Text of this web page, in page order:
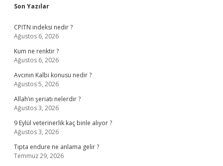
Sidebar
Son Yazılar
CPITN indeksi nedir ?
Ağustos 6, 2026
Kum ne renktir ?
Ağustos 6, 2026
Avcının Kalbi konusu nedir ?
Ağustos 5, 2026
Allah’ın şeriatı nelerdir ?
Ağustos 3, 2026
9 Eylül veterinerlik kaç binle alıyor ?
Ağustos 3, 2026
Tıpta endure ne anlama gelir ?
Temmuz 29, 2026